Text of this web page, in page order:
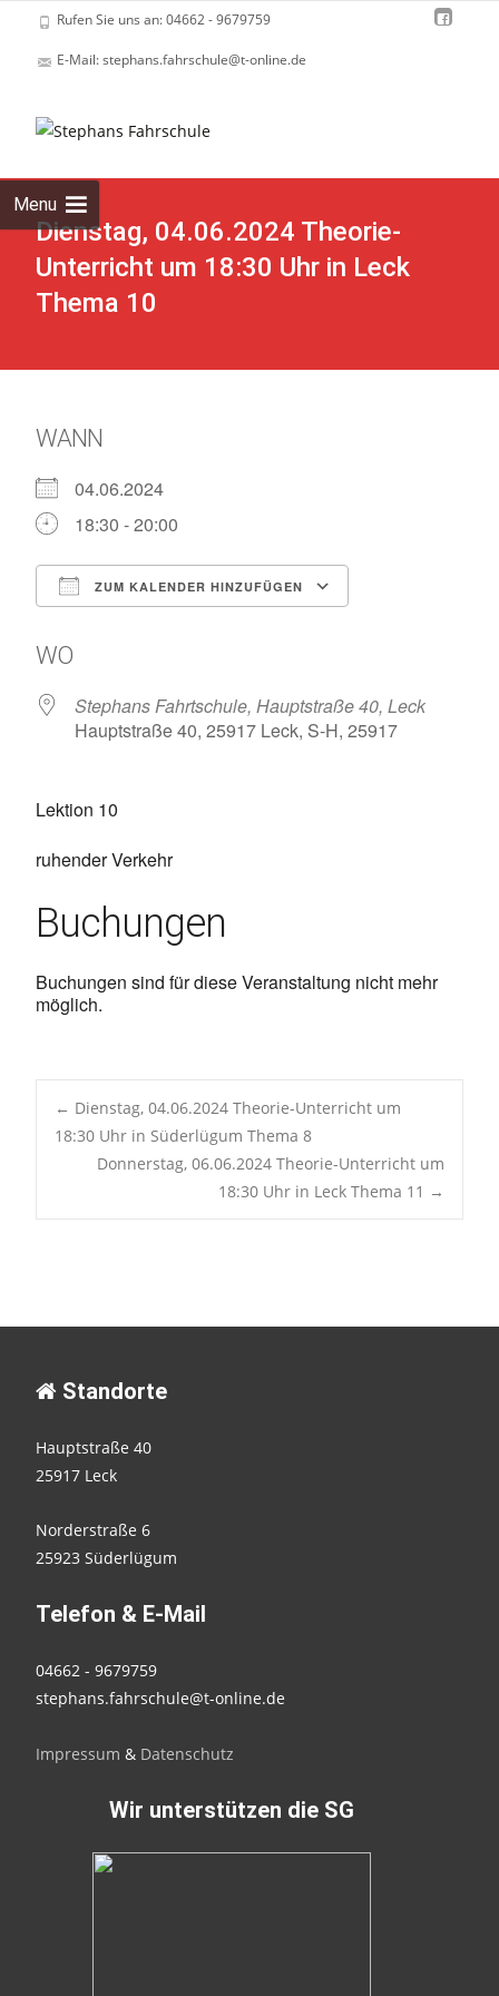
Rufen Sie uns an: 04662 - 9679759
E-Mail: stephans.fahrschule@t-online.de
Menu
Dienstag, 04.06.2024 Theorie-
Unterricht um 18:30 Uhr in Leck
Thema 10
WANN
04.06.2024
18:30 - 20:00
ZUM KALENDER HINZUFÜGEN
WO
Stephans Fahrtschule, Hauptstraße 40, Leck
Hauptstraße 40, 25917 Leck, S-H, 25917
Lektion 10
ruhender Verkehr
Buchungen
Buchungen sind für diese Veranstaltung nicht mehr
möglich.
Post
navigation
← Dienstag, 04.06.2024 Theorie-Unterricht um
18:30 Uhr in Süderlügum Thema 8
Donnerstag, 06.06.2024 Theorie-Unterricht um
18:30 Uhr in Leck Thema 11 →
Standorte
Hauptstraße 40
25917 Leck
Norderstraße 6
25923 Süderlügum
Telefon & E-Mail
04662 - 9679759
stephans.fahrschule@t-online.de
Impressum & Datenschutz
Wir unterstützen die SG